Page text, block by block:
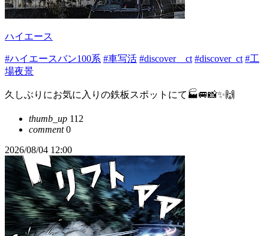
ハイエース
#ハイエースバン100系 #車写活 #discover＿ct #discover_ct #工
場夜景
久しぶりにお気に入りの鉄板スポットにて🏭🚐📸✨🙌
thumb_up 112
comment0
2026/08/04 12:00